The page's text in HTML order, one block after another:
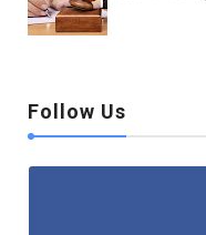
Follow Us